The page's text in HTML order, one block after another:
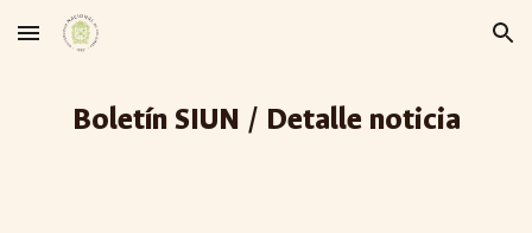
Skip to main content Skip to navigation
Boletín SIUN / Detalle noticia